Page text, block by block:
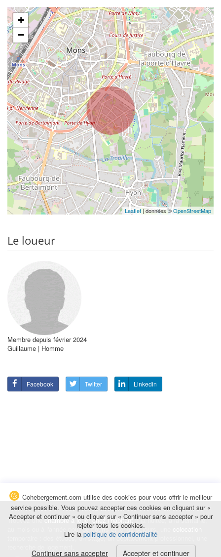
+
−
Leaflet | données ©OpenStreetMap
Le loueur
Membre depuis février 2024
Guillaume | Homme
Facebook Twitter Linkedin
Trouvez unechambre à louer chez l'habitantà la nuitée, à la semaine,
au mois ou à l'année pour de courts et longs séjours, une
temporaire : des études, un stage, un déplacement professionnel, une
Cohebergement.com utilise des cookies pour vous offrir le meilleur
service possible. Vous pouvez accepter ces cookies en cliquant sur «
Accepter et continuer » ou cliquer sur « Continuer sans accepter » pour
rejeter tous les cookies.
Lire la politique de confidentialité
Continuer sans accepter Accepter et continuer